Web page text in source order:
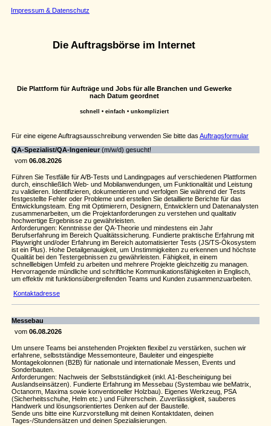
Impressum & Datenschutz
Die Auftragsbörse im Internet
Die Plattform für Aufträge und Jobs für alle Branchen und Gewerke
nach Datum geordnet
schnell • einfach • unkompliziert
Für eine eigene Auftragsausschreibung verwenden Sie bitte das Auftragsformular
QA-Spezialist/QA-Ingenieur (m/w/d) gesucht!
vom 06.08.2026
Führen Sie Testfälle für A/B-Tests und Landingpages auf verschiedenen Plattformen
durch, einschließlich Web- und Mobilanwendungen, um Funktionalität und Leistung
zu validieren. Identifizieren, dokumentieren und verfolgen Sie während der Tests
festgestellte Fehler oder Probleme und erstellen Sie detaillierte Berichte für das
Entwicklungsteam. Eng mit Optimierern, Designern, Entwicklern und Datenanalysten
zusammenarbeiten, um die Projektanforderungen zu verstehen und qualitativ
hochwertige Ergebnisse zu gewährleisten.
Anforderungen: Kenntnisse der QA-Theorie und mindestens ein Jahr
Berufserfahrung im Bereich Qualitätssicherung. Fundierte praktische Erfahrung mit
Playwright und/oder Erfahrung im Bereich automatisierter Tests (JS/TS-Ökosystem
ist ein Plus). Hohe Detailgenauigkeit, um Unstimmigkeiten zu erkennen und höchste
Qualität bei den Testergebnissen zu gewährleisten. Fähigkeit, in einem
schnelllebigen Umfeld zu arbeiten und mehrere Projekte gleichzeitig zu managen.
Hervorragende mündliche und schriftliche Kommunikationsfähigkeiten in Englisch,
um effektiv mit funktionsübergreifenden Teams und Kunden zusammenzuarbeiten.
Kontaktadresse
Messebau
vom 06.08.2026
Um unsere Teams bei anstehenden Projekten flexibel zu verstärken, suchen wir
erfahrene, selbstständige Messemonteure, Bauleiter und eingespielte
Montagekolonnen (B2B) für nationale und internationale Messen, Events und
Sonderbauten.
Anforderungen: Nachweis der Selbstständigkeit (inkl. A1-Bescheinigung bei
Auslandseinsätzen). Fundierte Erfahrung im Messebau (Systembau wie beMatrix,
Octanorm, Maxima sowie konventioneller Holzbau). Eigenes Werkzeug, PSA
(Sicherheitsschuhe, Helm etc.) und Führerschein. Zuverlässigkeit, sauberes
Handwerk und lösungsorientiertes Denken auf der Baustelle.
Sende uns bitte eine Kurzvorstellung mit deinen Kontaktdaten, deinen
Tages-/Stundensätzen und deinen Spezialisierungen.